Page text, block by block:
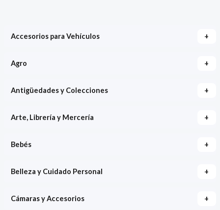
Accesorios para Vehículos +
Agro +
Antigüedades y Colecciones +
Arte, Librería y Mercería +
Bebés +
Belleza y Cuidado Personal +
Cámaras y Accesorios +